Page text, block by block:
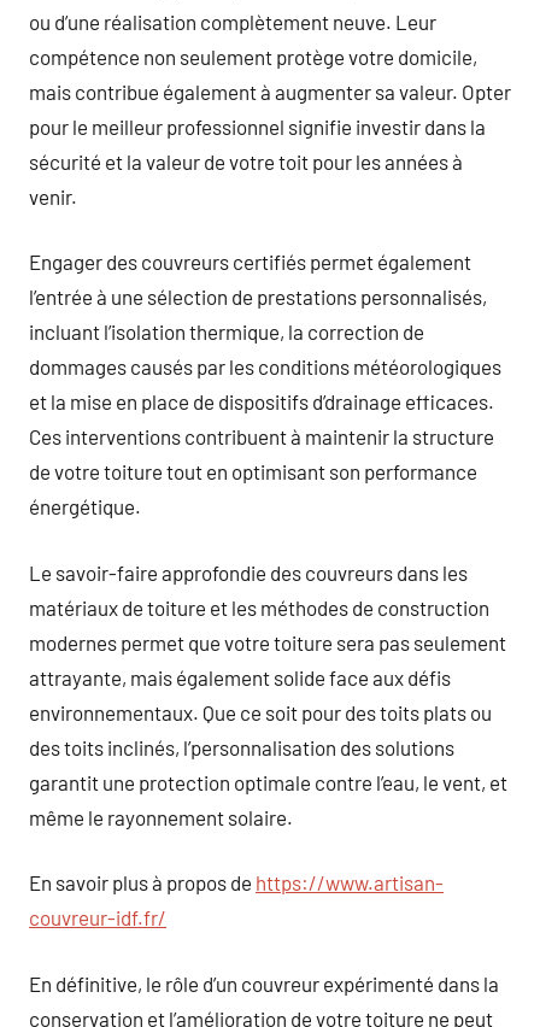
ou d’une réalisation complètement neuve. Leur
compétence non seulement protège votre domicile,
mais contribue également à augmenter sa valeur. Opter
pour le meilleur professionnel signifie investir dans la
sécurité et la valeur de votre toit pour les années à
venir.
Engager des couvreurs certifiés permet également
l’entrée à une sélection de prestations personnalisés,
incluant l’isolation thermique, la correction de
dommages causés par les conditions météorologiques
et la mise en place de dispositifs d’drainage efficaces.
Ces interventions contribuent à maintenir la structure
de votre toiture tout en optimisant son performance
énergétique.
Le savoir-faire approfondie des couvreurs dans les
matériaux de toiture et les méthodes de construction
modernes permet que votre toiture sera pas seulement
attrayante, mais également solide face aux défis
environnementaux. Que ce soit pour des toits plats ou
des toits inclinés, l’personnalisation des solutions
garantit une protection optimale contre l’eau, le vent, et
même le rayonnement solaire.
En savoir plus à propos de https://www.artisan-
couvreur-idf.fr/
En définitive, le rôle d’un couvreur expérimenté dans la
conservation et l’amélioration de votre toiture ne peut